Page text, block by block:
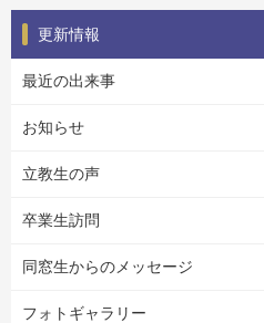
更新情報
最近の出来事
お知らせ
立教生の声
卒業生訪問
同窓生からのメッセージ
フォトギャラリー